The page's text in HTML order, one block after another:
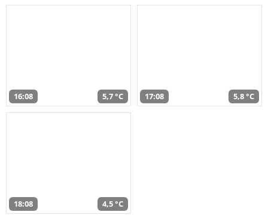
16:08 5,7 °C 17:08 5,8 °C
18:08 4,5 °C